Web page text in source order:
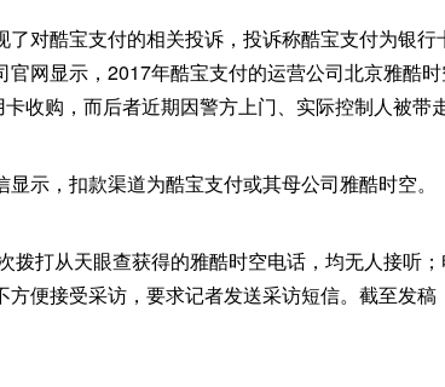
对酷宝支付的相关投诉，投诉称酷宝支付为银行
官网显示，2017年酷宝支付的运营公司北京雅酷
收购，而后者近期因警方上门、实际控制人被带
示，扣款渠道为酷宝支付或其母公司雅酷时空。
拨打从天眼查获得的雅酷时空电话，均无人接听
便接受采访，要求记者发送采访短信。截至发稿